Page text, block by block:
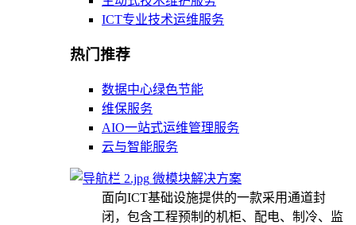
ICT专业技术运维服务
热门推荐
数据中心绿色节能
维保服务
AIO一站式运维管理服务
云与智能服务
微模块解决方案
面向ICT基础设施提供的一款采用通道封
闭，包含工程预制的机柜、配电、制冷、监